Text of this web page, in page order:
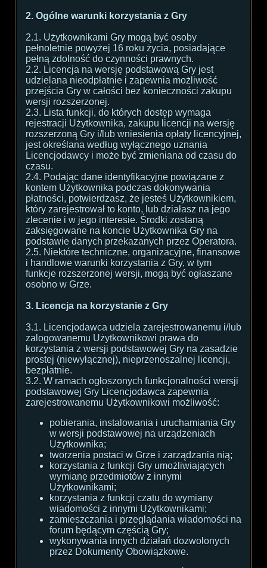
2. Ogólne warunki korzystania z Gry
2.1. Użytkownikami Gry mogą być osoby
pełnoletnie powyżej 16 roku życia, posiadające
pełną zdolność do czynności prawnych.
2.2. Licencja na wersję podstawową Gry jest
udzielana nieodpłatnie i zapewnia możliwość
przejścia Gry w całości bez konieczności zakupu
wersji rozszerzonej.
2.3. Lista funkcji, do których dostęp wymaga
rejestracji Użytkownika, zakupu licencji na wersję
rozszerzoną Gry i/lub wniesienia opłaty licencyjnej,
jest określana według wyłącznego uznania
Licencjodawcy i może być zmieniana od czasu do
czasu.
2.4. Podając dane identyfikacyjne powiązane z
kontem Użytkownika podczas dokonywania
płatności, potwierdzasz, że jesteś Użytkownikiem,
który zarejestrował to konto, lub działasz na jego
zlecenie i w jego interesie. Środki zostaną
zaksięgowane na koncie Użytkownika Gry na
podstawie danych przekazanych przez Operatora.
2.5. Niektóre techniczne, organizacyjne, finansowe
i handlowe warunki korzystania z Gry, w tym
funkcje rozszerzonej wersji, mogą być ogłaszane
osobno w Grze.
3. Licencja na korzystanie z Gry
3.1. Licencjodawca udziela zarejestrowanemu i/lub
zalogowanemu Użytkownikowi prawa do
korzystania z wersji podstawowej Gry na zasadzie
prostej (niewyłącznej), nieprzenoszalnej licencji,
bezpłatnie.
3.2. W ramach ogłoszonych funkcjonalności wersji
podstawowej Gry Licencjodawca zapewnia
zarejestrowanemu Użytkownikowi możliwość:
pobierania, instalowania i uruchamiania Gry
w wersji podstawowej na urządzeniach
Użytkownika;
tworzenia postaci w Grze i zarządzania nią;
korzystania z funkcji Gry umożliwiających
wymianę przedmiotów z innymi
Użytkownikami;
korzystania z funkcji czatu do wymiany
wiadomości z innymi Użytkownikami;
zamieszczania i przeglądania wiadomości na
forum będącym częścią Gry;
wykonywania innych działań dozwolonych
przez Dokumenty Obowiązkowe.